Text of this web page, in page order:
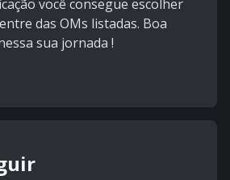
você consegue escolher
das OMs listadas. Boa
sua jornada !